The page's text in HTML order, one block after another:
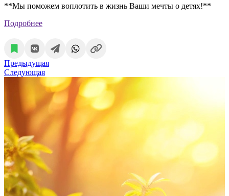
**Мы поможем воплотить в жизнь Ваши мечты о детях!**
Подробнее
Предыдущая
Следующая